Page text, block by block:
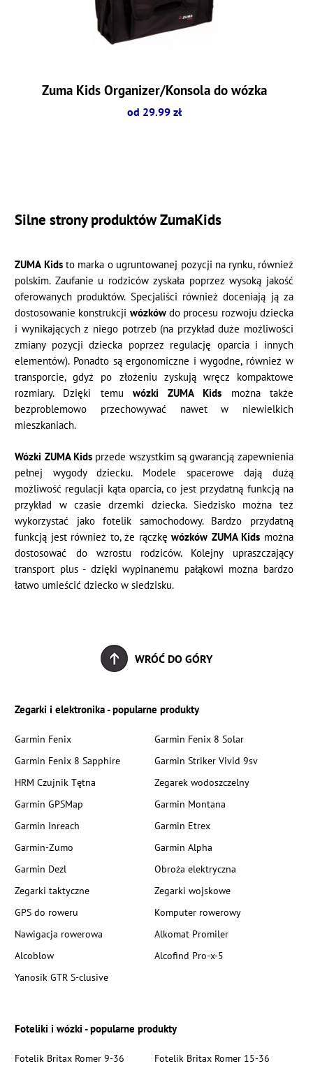
Zuma Kids Organizer/Konsola do wózka
od 29.99 zł
Silne strony produktów ZumaKids
ZUMA Kidsto marka o ugruntowanej pozycji na rynku, również
polskim. Zaufanie u rodziców zyskała poprzez wysoką jakość
oferowanych produktów. Specjaliści również doceniają ją za
dostosowanie konstrukcji wózkówdo procesu rozwoju dziecka
i wynikających z niego potrzeb (na przykład duże możliwości
zmiany pozycji dziecka poprzez regulację oparcia i innych
elementów). Ponadto są ergonomiczne i wygodne, również w
transporcie, gdyż po złożeniu zyskują wręcz kompaktowe
rozmiary. Dzięki temu wózki ZUMA Kids można także
bezproblemowo przechowywać nawet w niewielkich
mieszkaniach.
Wózki ZUMA Kidsprzede wszystkim są gwarancją zapewnienia
pełnej wygody dziecku. Modele spacerowe dają dużą
możliwość regulacji kąta oparcia, co jest przydatną funkcją na
przykład w czasie drzemki dziecka. Siedzisko można też
wykorzystać jako fotelik samochodowy. Bardzo przydatną
funkcją jest również to, że rączkęwózków ZUMA Kids można
dostosować do wzrostu rodziców. Kolejny upraszczający
transport plus - dzięki wypinanemu pałąkowi można bardzo
łatwo umieścić dziecko w siedzisku.
WRÓĆ DO GÓRY
Zegarki i elektronika - popularne produkty
Garmin Fenix
Garmin Fenix 8 Solar
Garmin Fenix 8 Sapphire
Garmin Striker Vivid 9sv
HRM Czujnik Tętna
Zegarek wodoszczelny
Garmin GPSMap
Garmin Montana
Garmin Inreach
Garmin Etrex
Garmin-Zumo
Garmin Alpha
Garmin Dezl
Obroża elektryczna
Zegarki taktyczne
Zegarki wojskowe
GPS do roweru
Komputer rowerowy
Nawigacja rowerowa
Alkomat Promiler
Alcoblow
Alcofind Pro-x-5
Yanosik GTR S-clusive
Foteliki i wózki - popularne produkty
Fotelik Britax Romer 9-36
Fotelik Britax Romer 15-36